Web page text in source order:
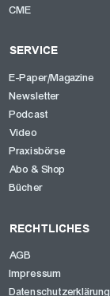
CME
SERVICE
E-Paper/Magazine
Newsletter
Podcast
Video
Praxisbörse
Abo & Shop
Bücher
RECHTLICHES
AGB
Impressum
Datenschutzerklärung